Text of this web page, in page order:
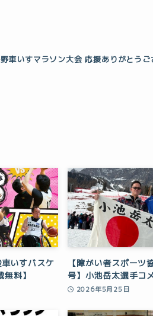
車いすマラソン大会 応援ありがとうご
いすバスケ
料】
【障がい者スポーツ
号】小池岳太選手コ
2026年5月25日